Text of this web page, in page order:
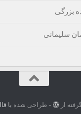
بزرگی
سلیمانی
از - طراحی شده با